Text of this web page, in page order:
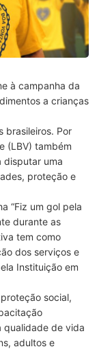
à campanha da
a crianças
brasileiros. Por
(LBV) também
disputar uma
proteção e
“Fiz um gol pela
durante as
tem como
dos serviços e
Instituição em
social,
qualidade de vida
adultos e